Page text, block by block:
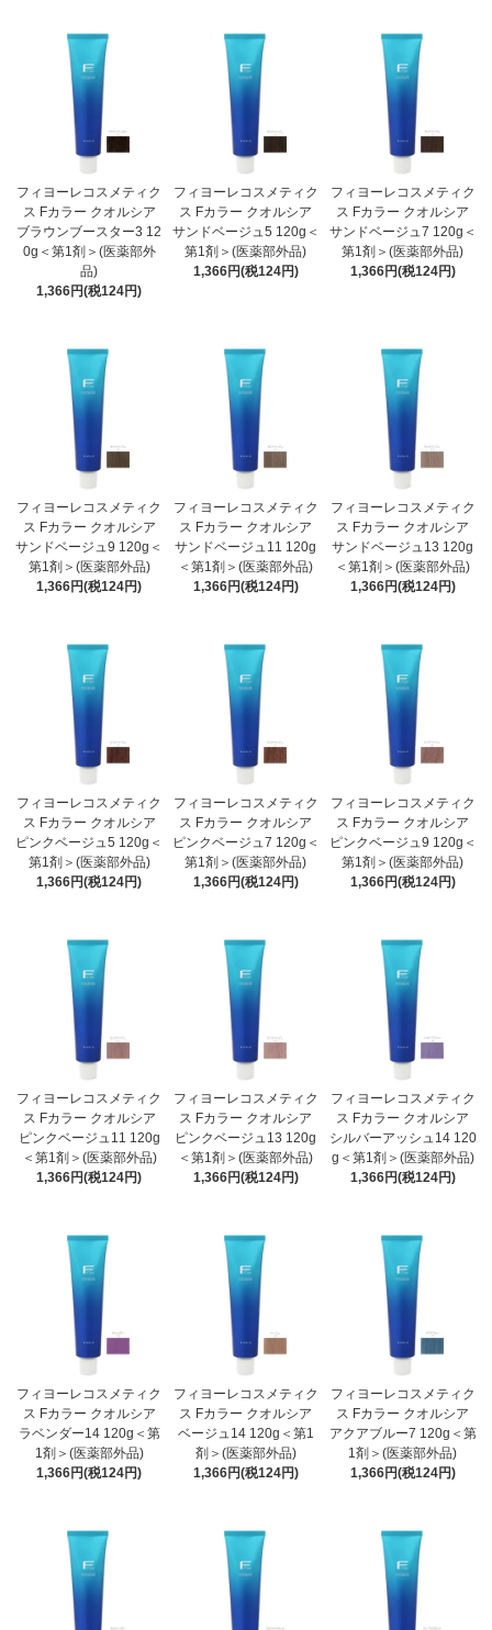
フィヨーレコスメティク
ス Fカラー クオルシア
ブラウンブースター3 12
0g＜第1剤＞(医薬部外
品)
1,366円(税124円)
フィヨーレコスメティク
ス Fカラー クオルシア
サンドベージュ5 120g＜
第1剤＞(医薬部外品)
1,366円(税124円)
フィヨーレコスメティク
ス Fカラー クオルシア
サンドベージュ7 120g＜
第1剤＞(医薬部外品)
1,366円(税124円)
フィヨーレコスメティク
ス Fカラー クオルシア
サンドベージュ9 120g＜
第1剤＞(医薬部外品)
1,366円(税124円)
フィヨーレコスメティク
ス Fカラー クオルシア
サンドベージュ11 120g
＜第1剤＞(医薬部外品)
1,366円(税124円)
フィヨーレコスメティク
ス Fカラー クオルシア
サンドベージュ13 120g
＜第1剤＞(医薬部外品)
1,366円(税124円)
フィヨーレコスメティク
ス Fカラー クオルシア
ピンクベージュ5 120g＜
第1剤＞(医薬部外品)
1,366円(税124円)
フィヨーレコスメティク
ス Fカラー クオルシア
ピンクベージュ7 120g＜
第1剤＞(医薬部外品)
1,366円(税124円)
フィヨーレコスメティク
ス Fカラー クオルシア
ピンクベージュ9 120g＜
第1剤＞(医薬部外品)
1,366円(税124円)
フィヨーレコスメティク
ス Fカラー クオルシア
ピンクベージュ11 120g
＜第1剤＞(医薬部外品)
1,366円(税124円)
フィヨーレコスメティク
ス Fカラー クオルシア
ピンクベージュ13 120g
＜第1剤＞(医薬部外品)
1,366円(税124円)
フィヨーレコスメティク
ス Fカラー クオルシア
シルバーアッシュ14 120
g＜第1剤＞(医薬部外品)
1,366円(税124円)
フィヨーレコスメティク
ス Fカラー クオルシア
ラベンダー14 120g＜第
1剤＞(医薬部外品)
1,366円(税124円)
フィヨーレコスメティク
ス Fカラー クオルシア
ベージュ14 120g＜第1
剤＞(医薬部外品)
1,366円(税124円)
フィヨーレコスメティク
ス Fカラー クオルシア
アクアブルー7 120g＜第
1剤＞(医薬部外品)
1,366円(税124円)